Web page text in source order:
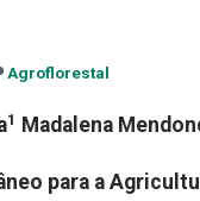
Agroflorestal
1 Madalena
para a